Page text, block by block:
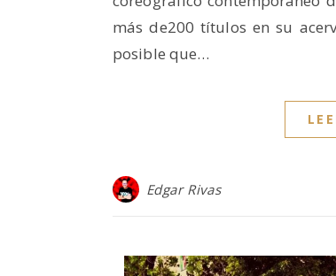
más de200 títulos en su
posible que…
Edgar Rivas